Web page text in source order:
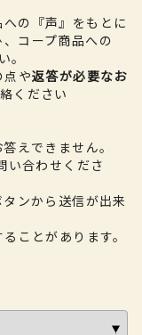
の『声』をもとに
、コープ商品への
。
点や返答が必要なお
ください
えできません。
い合わせくださ
ンから送信が出来
ことがあります。